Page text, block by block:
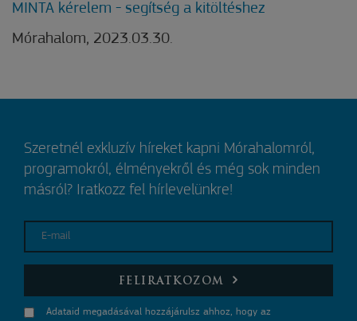
MINTA kérelem - segítség a kitöltéshez
Mórahalom, 2023.03.30.
Szeretnél exkluzív híreket kapni Mórahalomról,
programokról, élményekről és még sok minden
másról? Iratkozz fel hírlevelünkre!
E-mail
FELIRATKOZOM
Adataid megadásával hozzájárulsz ahhoz, hogy az